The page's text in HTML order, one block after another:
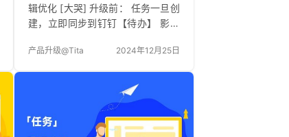
辑优化 [大哭] 升级前： 任务一旦创
建，立即同步到钉钉【待办】 影响
出现在钉钉待办工作台，比较凌乱
根据任务开始日期，来决定是否需
要立即同步到钉钉 如果任务未到开
始日期，则系统将在开始日期上午
8 点同步到钉钉待办 例如：今天是
产品升级@Tita 2024年12月25日